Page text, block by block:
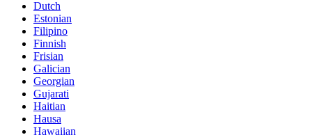
Dutch
Estonian
Filipino
Finnish
Frisian
Galician
Georgian
Gujarati
Haitian
Hausa
Hawaiian